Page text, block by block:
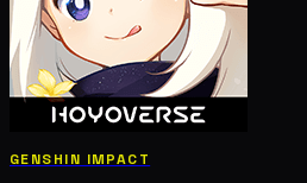
GENSHIN IMPACT